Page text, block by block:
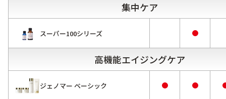
集中ケア
スーパー100シリーズ
高機能エイジングケア
ジェノマー ベーシック